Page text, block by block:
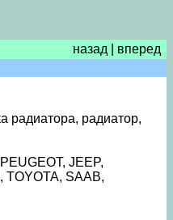
назад
вперед
радиатора, радиатор,
JEEP,
TOYOTA, SAAB,